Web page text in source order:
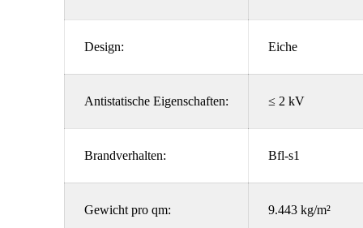
Design: Eiche
Antistatische Eigenschaften: ≤ 2 kV
Brandverhalten: Bfl-s1
Gewicht pro qm: 9.443 kg/m²